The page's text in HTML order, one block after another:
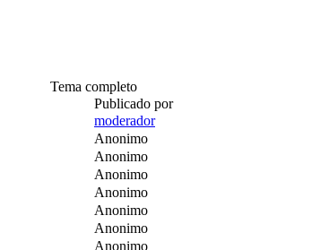
Tema completo
Publicado por
moderador
Anonimo
Anonimo
Anonimo
Anonimo
Anonimo
Anonimo
Anonimo